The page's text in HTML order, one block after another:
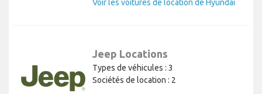
Voir les voitures de location de Hyundai
Jeep Locations
Types de véhicules : 3
Sociétés de location : 2